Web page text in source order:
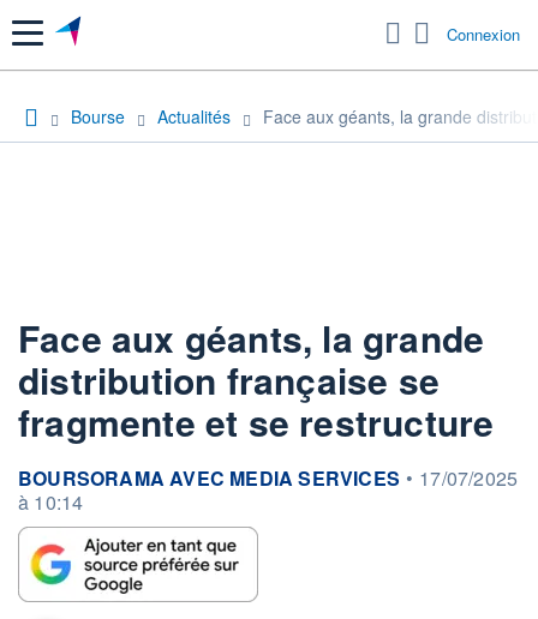
Menu Connexion
Bourse Actualités Face aux géants, la grande
Face aux géants, la grande
distribution française se
fragmente et se restructure
information fournie par
BOURSORAMA AVEC MEDIA SERVICES • 17/07/2025
à 10:14